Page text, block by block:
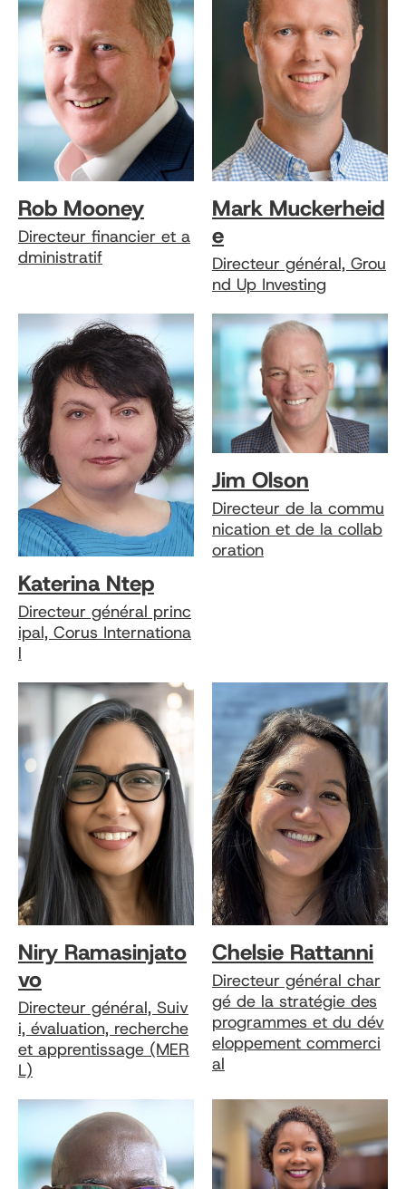
Rob Mooney
Directeur financier et a
dministratif
Mark Muckerheid
e
Directeur général, Grou
nd Up Investing
Katerina Ntep
Directeur général princ
ipal, Corus Internationa
l
Jim Olson
Directeur de la commu
nication et de la collab
oration
Niry Ramasinjato
vo
Directeur général, Suiv
i, évaluation, recherche
et apprentissage (MER
L)
Chelsie Rattanni
Directeur général char
gé de la stratégie des
programmes et du dév
eloppement commerci
al